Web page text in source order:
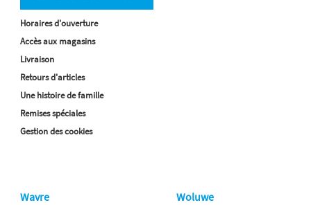
Horaires d'ouverture
Accès aux magasins
Livraison
Retours d'articles
Une histoire de famille
Remises spéciales
Gestion des cookies
Wavre Woluwe